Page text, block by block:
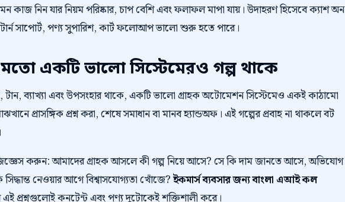
কাজ নিন যার নিয়ম পরিষ্কার, চাপ বেশি এবং ফলাফল মাপা যায়। উদাহরণ হিসেবে ক্যাশ অন
সাপোর্ট, পণ্য সুপারিশ, কার্ট ফলোআপ ভালো শুরু হতে পারে।
একটি ভালো সিস্টেমেরও গল্প থাকে
ব্যাখ্যা এবং উপসংহার থাকে, একটি ভালো গ্রাহক অটোমেশন সিস্টেমেও একই কাঠামো
প্রাসঙ্গিক প্রশ্ন করা, শেষে সমাধান বা মানব হ্যান্ডঅফ। এই গল্পের প্রবাহ না থাকলে বট
করুন: আমাদের গ্রাহক আসলে কী গল্প নিয়ে আসে? সে কি দাম জানতে আসে, অভিযোগ
নেওয়ার আগে বিশ্বাসযোগ্যতা খোঁজে?ইকমার্স ব্যবসার জন্য বাংলা এআই কল
এই প্রশ্নগুলোই কনটেন্ট এবং পণ্য দুটোকেই শক্তিশালী করে।